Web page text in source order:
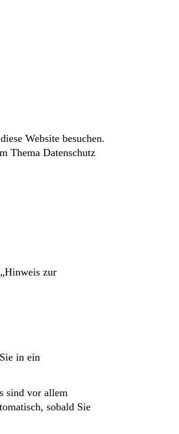
Website besuchen.
Thema Datenschutz
zur
in ein
sind vor allem
sobald Sie